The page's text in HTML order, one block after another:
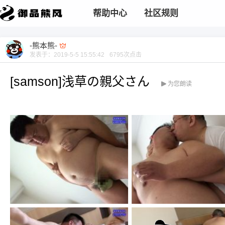
帮助中心 社区规则
-熊本熊-
发表于： 2019-5-5 15:55:42 6795次点击
[samson]浅草の親父さん 为您朗读